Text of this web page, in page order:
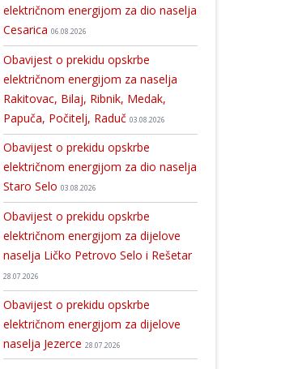
Mladi iz Ličko-senjske županije mogu se prijaviti na radionicu UPSHIFT
električnom energijom za dio naselja
Cesarica 06.08.2026
Obavijest o prekidu opskrbe
električnom energijom za naselja
Rakitovac, Bilaj, Ribnik, Medak,
Papuča, Počitelj, Raduč 03.08.2026
Obavijest o prekidu opskrbe
električnom energijom za dio naselja
Staro Selo 03.08.2026
Obavijest o prekidu opskrbe
električnom energijom za dijelove
naselja Ličko Petrovo Selo i Rešetar
28.07.2026
Obavijest o prekidu opskrbe
električnom energijom za dijelove
naselja Jezerce 28.07.2026